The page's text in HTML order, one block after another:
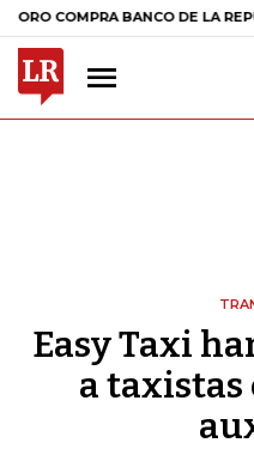
BANCO DE LA REPÚBLICA
Easy Taxi
a